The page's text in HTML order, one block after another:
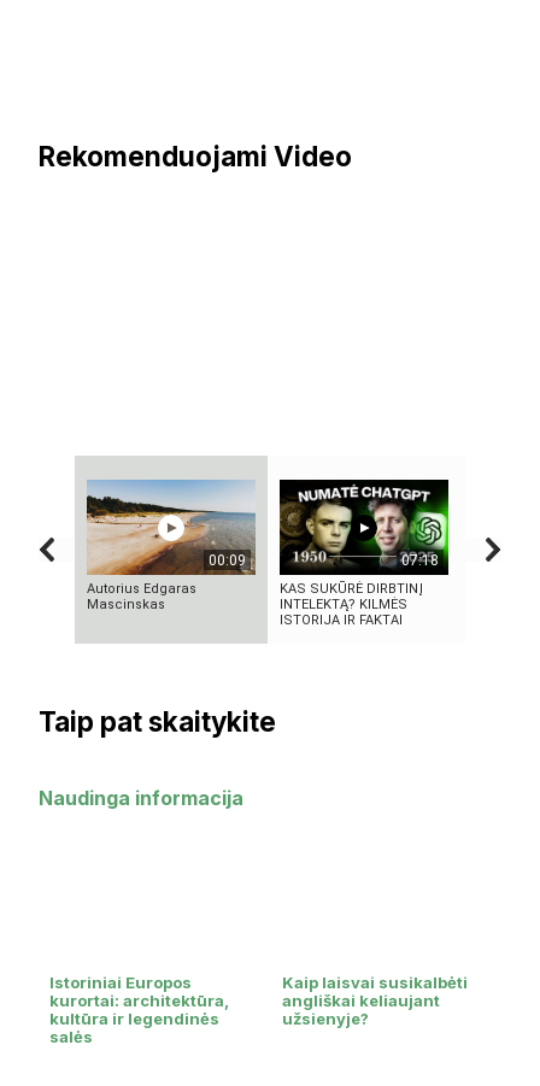
Rekomenduojami Video
00:09
Autorius Edgaras
Mascinskas
07:18
KAS SUKŪRĖ DIRBTINĮ
INTELEKTĄ? KILMĖS
ISTORIJA IR FAKTAI
Taip pat skaitykite
Naudinga informacija
Istoriniai Europos
kurortai: architektūra,
kultūra ir legendinės
salės
Kaip laisvai susikalbėti
angliškai keliaujant
užsienyje?